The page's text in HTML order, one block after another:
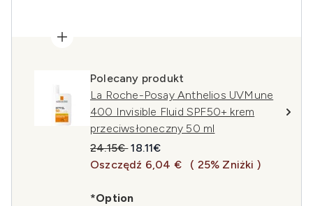
Polecany produkt
La Roche-Posay Anthelios UVMune
400 Invisible Fluid SPF50+ krem
przeciwsłoneczny 50 ml
Sugerowana cena detaliczna:
24.15€Aktualna cena:
18.11€
Oszczędź 6,04 €
( 25% Zniżki )
*Option